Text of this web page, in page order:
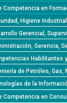
Competencia en
Higiene
Gerencial,
Gerencia,
Habilitantes
de Petróleo,
de la
Competencia en